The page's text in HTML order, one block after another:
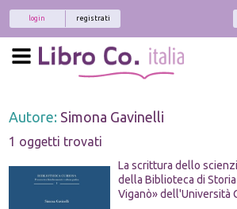
registrati
login
Autore: Simona Gavinelli
1 oggetti trovati
La scrittura dello
della Biblioteca di
Viganò» dell'Università